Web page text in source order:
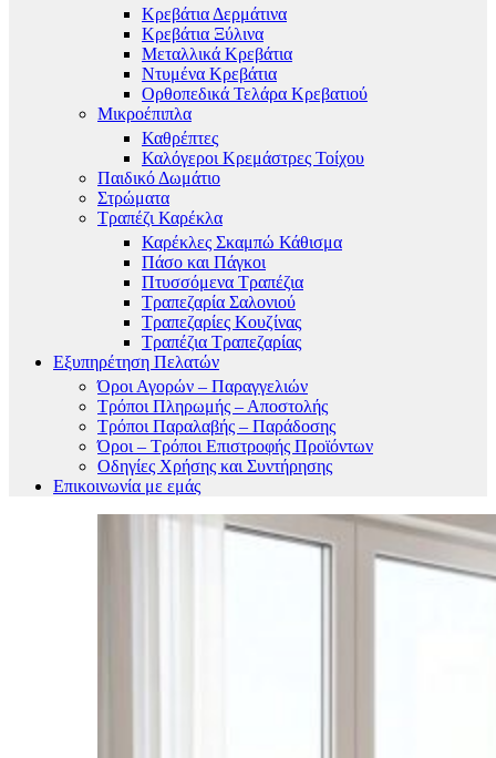
Κρεβάτια Δερμάτινα
Κρεβάτια Ξύλινα
Μεταλλικά Κρεβάτια
Ντυμένα Κρεβάτια
Ορθοπεδικά Τελάρα Κρεβατιού
Μικροέπιπλα
Καθρέπτες
Καλόγεροι Κρεμάστρες Τοίχου
Παιδικό Δωμάτιο
Στρώματα
Τραπέζι Καρέκλα
Καρέκλες Σκαμπώ Κάθισμα
Πάσο και Πάγκοι
Πτυσσόμενα Τραπέζια
Τραπεζαρία Σαλονιού
Τραπεζαρίες Κουζίνας
Τραπέζια Τραπεζαρίας
Εξυπηρέτηση Πελατών
Όροι Αγορών – Παραγγελιών
Τρόποι Πληρωμής – Αποστολής
Τρόποι Παραλαβής – Παράδοσης
Όροι – Τρόποι Επιστροφής Προϊόντων
Οδηγίες Χρήσης και Συντήρησης
Επικοινωνία με εμάς